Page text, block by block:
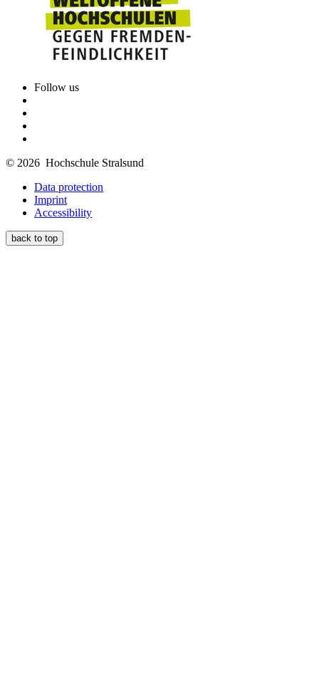
Follow us
© 2026 Hochschule Stralsund
Data protection
Imprint
Accessibility
back to top